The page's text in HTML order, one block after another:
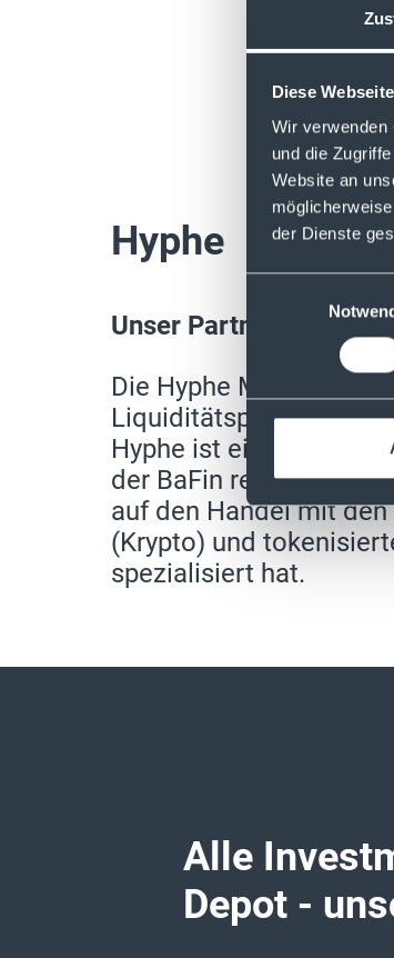
Diese
Wir verwenden
und die
Website an
der Dienste
Hyphe
Unser Partner für den
Die Hyphe Markets
Liquiditätsprovider für
Hyphe ist ein in
der BaFin reguliertes
auf den Handel mit
(Krypto) und
spezialisiert hat.
Alle
Depot -